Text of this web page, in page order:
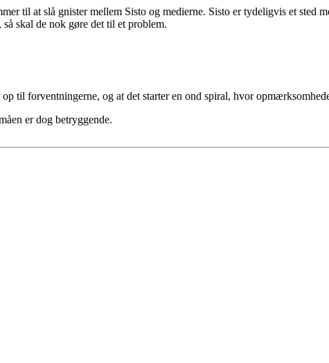
til at slå gnister mellem Sisto og medierne. Sisto er tydeligvis et sted
skal de nok gøre det til et problem.
til forventningerne, og at det starter en ond spiral, hvor
er dog betryggende.